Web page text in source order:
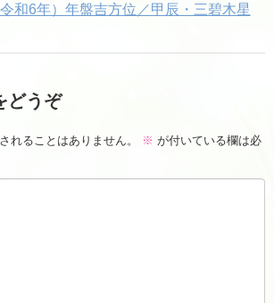
和6年）年盤吉方位／甲辰・三碧木星
どうぞ
れることはありません。 ※ が付いている欄は必